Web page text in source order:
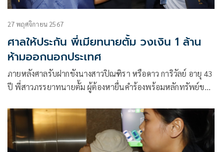
27 พฤศจิกายน 2567
ศาลให้ประกัน พี่เมียทนายตั้ม วงเงิน 1 ล้าน
ห้ามออกนอกประเทศ
ภายหลังศาลรับฝากขังนางสาวปิณฑิรา หรือดาว การิวัลย์ อายุ 43
ปี พี่สาวภรรยาทนายตั้ม ผู้ต้องหายื่นคำร้องพร้อมหลักทรัพย์ขอ